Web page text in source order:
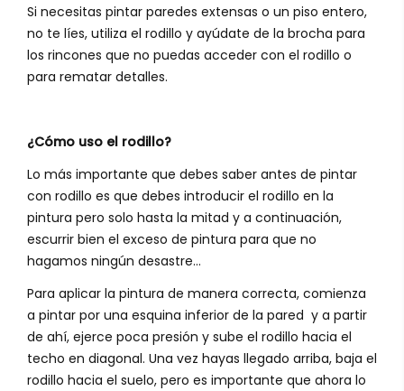
Si necesitas pintar paredes extensas o un piso entero,
no te líes, utiliza el rodillo y ayúdate de la brocha para
los rincones que no puedas acceder con el rodillo o
para rematar detalles.
¿Cómo uso el rodillo?
Lo más importante que debes saber antes de pintar
con rodillo es que debes introducir el rodillo en la
pintura pero solo hasta la mitad y a continuación,
escurrir bien el exceso de pintura para que no
hagamos ningún desastre...
Para aplicar la pintura de manera correcta, comienza
a pintar por una esquina inferior de la pared y a partir
de ahí, ejerce poca presión y sube el rodillo hacia el
techo en diagonal. Una vez hayas llegado arriba, baja el
rodillo hacia el suelo, pero es importante que ahora lo